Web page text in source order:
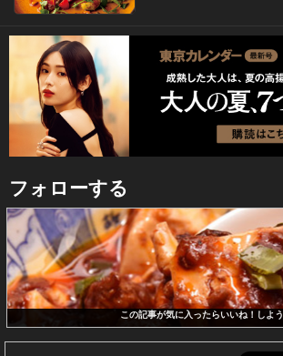
フォローする
この記事が気に入ったらいいね！しよう